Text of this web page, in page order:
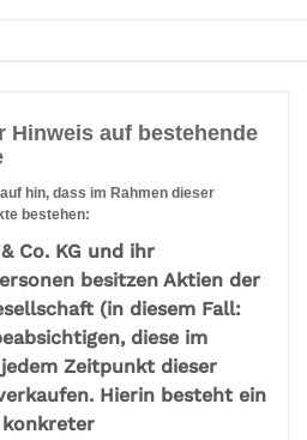
Hinweis auf bestehende
hin, dass im Rahmen dieser
bestehen:
Co. KG und ihr
besitzen Aktien der
(in diesem Fall:
diese im
Zeitpunkt dieser
Hierin besteht ein